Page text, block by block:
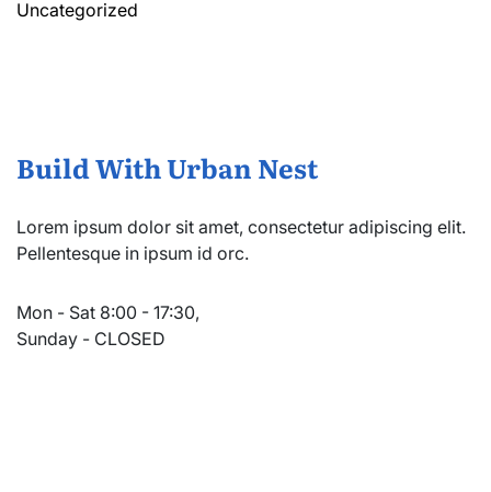
Uncategorized
Build With Urban Nest
Lorem ipsum dolor sit amet, consectetur adipiscing elit.
Pellentesque in ipsum id orc.
Mon - Sat 8:00 - 17:30,
Sunday - CLOSED